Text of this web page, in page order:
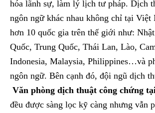
hóa lãnh sự, làm lý lịch tư pháp. Dịch
ngôn ngữ khác nhau không chỉ tại Việt
hơn 10 quốc gia trên thế giới như:
Quốc, Trung Quốc, Thái Lan, Lào,
Indonesia, Malaysia, Philippines…và
ngôn ngữ. Bên cạnh đó, đội ngũ dịch
Văn phòng dịch thuật công chứng
đều được sàng lọc kỹ càng nhưng vẫn